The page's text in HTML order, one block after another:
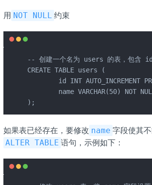
用 NOT NULL 约束
-- 创建一个名为 users 的表，包含
CREATE TABLE users (
);
如果表已经存在，要修改 name 字段使其
ALTER TABLE 语句，示例如下：